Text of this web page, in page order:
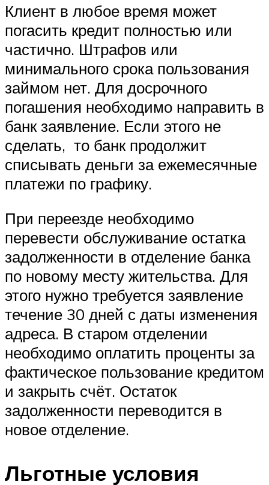
Клиент в любое время может
погасить кредит полностью или
частично. Штрафов или
минимального срока пользования
займом нет. Для досрочного
погашения необходимо направить в
банк заявление. Если этого не
сделать, то банк продолжит
списывать деньги за ежемесячные
платежи по графику.
При переезде необходимо
перевести обслуживание остатка
задолженности в отделение банка
по новому месту жительства. Для
этого нужно требуется заявление
течение 30 дней с даты изменения
адреса. В старом отделении
необходимо оплатить проценты за
фактическое пользование кредитом
и закрыть счёт. Остаток
задолженности переводится в
новое отделение.
Льготные условия